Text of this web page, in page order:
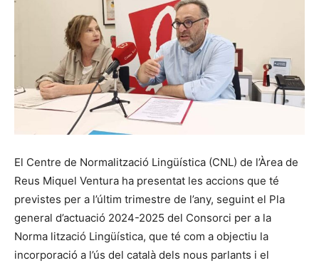
El Centre de Normalització Lingüística (CNL) de l’Àrea de
Reus Miquel Ventura ha presentat les accions que té
previstes per a l’últim trimestre de l’any, seguint el Pla
general d’actuació 2024-2025 del Consorci per a la
Norma lització Lingüística, que té com a objectiu la
incorporació a l’ús del català dels nous parlants i el